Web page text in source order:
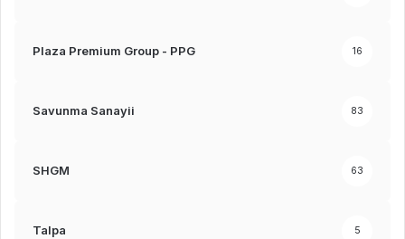
Plaza Premium Group - PPG 16
Savunma Sanayii 83
SHGM 63
Talpa 5